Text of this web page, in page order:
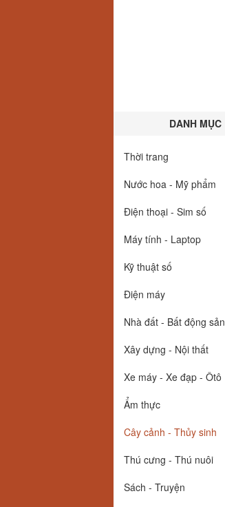
DANH MỤC
Thời trang
Nước hoa - Mỹ phẩm
Điện thoại - Sim số
Máy tính - Laptop
Kỹ thuật số
Điện máy
Nhà đất - Bất động sản
Xây dựng - Nội thất
Xe máy - Xe đạp - Ôtô
Ẩm thực
Cây cảnh - Thủy sinh
Thú cưng - Thú nuôi
Sách - Truyện